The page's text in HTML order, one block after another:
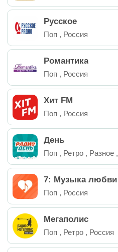
Русское
Поп , Россия
Романтика
Поп , Россия
Хит FM
Поп , Россия
День
Поп , Ретро , Разное ,
7: Музыка любви
Поп , Россия
Мегаполис
Поп , Ретро , Россия